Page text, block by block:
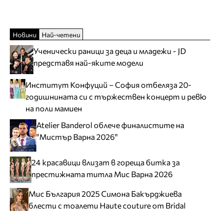
Новини Най-четени
Ученически раници за деца и младежи - JD
представя най-яките модели
Институт Конфуций – София отбеляза 20-
годишнината си с тържествен концерт и ревю
на поли мамиен
Atelier Banderol облече финалистите на
"Мистър Варна 2026"
24 красавици влизат в гореща битка за
престижната титла Мис Варна 2026
Мис България 2025 Симона Бакърджиева
блести с тоалети Haute couture от Bridal